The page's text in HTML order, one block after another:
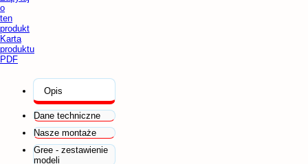
o
ten
produkt
Karta
produktu
PDF
Opis
Dane techniczne
Nasze montaże
Gree - zestawienie
modeli